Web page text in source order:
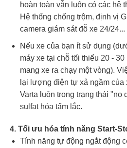
hoàn toàn vẫn luôn có các hệ
Hệ thống chống trộm, định vị
camera giám sát đỗ xe 24/24...
Nếu xe của bạn ít sử dụng
máy xe tại chỗ tối thiểu 20 -
mang xe ra chạy một vòng).
lại lượng điện tự xả ngầm của
Varta luôn trong trạng thái "no
sulfat hóa tấm lắc.
4. Tối ưu hóa tính năng Start-
Tính năng tự động ngắt động